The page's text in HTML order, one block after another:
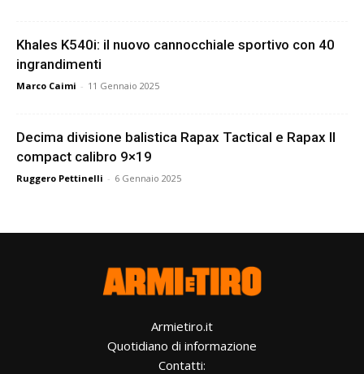
Khales K540i: il nuovo cannocchiale sportivo con 40
ingrandimenti
Marco Caimi - 11 Gennaio 2025
Decima divisione balistica Rapax Tactical e Rapax II
compact calibro 9×19
Ruggero Pettinelli - 6 Gennaio 2025
Armietiro.it
Quotidiano di informazione
Contatti: